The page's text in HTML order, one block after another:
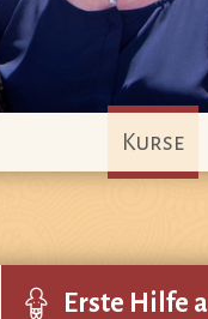
Kurse
Erste Hilfe